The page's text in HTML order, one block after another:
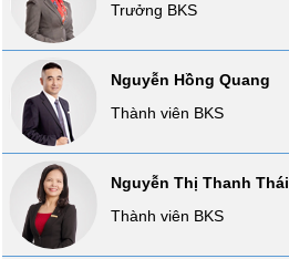
Trưởng BKS
Nguyễn Hồng Quang
Thành viên BKS
Nguyễn Thị Thanh Thái
Thành viên BKS
Dịch
vụ